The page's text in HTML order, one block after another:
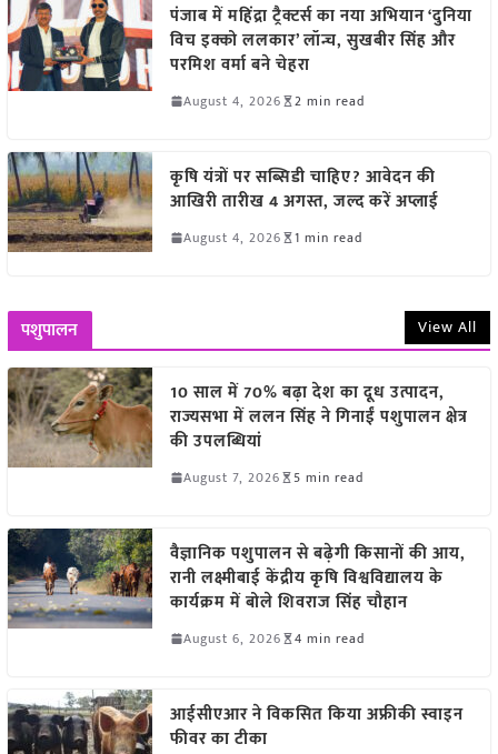
पंजाब में महिंद्रा ट्रैक्टर्स का नया अभियान ‘दुनिया
विच इक्को ललकार’ लॉन्च, सुखबीर सिंह और
परमिश वर्मा बने चेहरा
August 4, 2026 2 min read
कृषि यंत्रों पर सब्सिडी चाहिए? आवेदन की
आखिरी तारीख 4 अगस्त, जल्द करें अप्लाई
August 4, 2026 1 min read
पशुपालन View All
10 साल में 70% बढ़ा देश का दूध उत्पादन,
राज्यसभा में ललन सिंह ने गिनाईं पशुपालन क्षेत्र
की उपलब्धियां
August 7, 2026 5 min read
वैज्ञानिक पशुपालन से बढ़ेगी किसानों की आय,
रानी लक्ष्मीबाई केंद्रीय कृषि विश्वविद्यालय के
कार्यक्रम में बोले शिवराज सिंह चौहान
August 6, 2026 4 min read
आईसीएआर ने विकसित किया अफ्रीकी स्वाइन
फीवर का टीका